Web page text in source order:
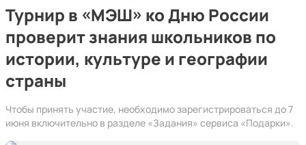
Турнир в «МЭШ» ко Дню России
проверит знания школьников по
истории, культуре и географии
страны
Чтобы принять участие, необходимо зарегистрироваться до 7
июня включительно в разделе «Задания» сервиса «Подарки».